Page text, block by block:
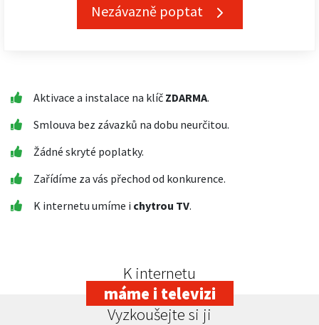
Nezávazně poptat
Aktivace a instalace na klíč ZDARMA.
Smlouva bez závazků na dobu neurčitou.
Žádné skryté poplatky.
Zařídíme za vás přechod od konkurence.
K internetu umíme i chytrou TV.
K internetu
máme i televizi
Vyzkoušejte si ji